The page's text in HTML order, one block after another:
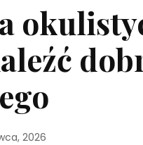
2026